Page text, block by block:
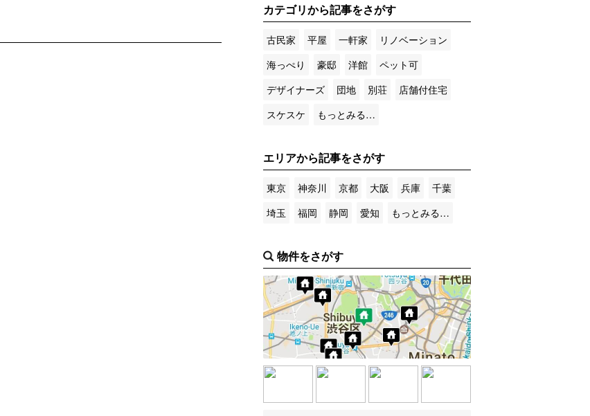
カテゴリから記事をさがす
古民家 平屋 一軒家
リノベーション
海っぺり
豪邸 洋館
ペット可
デザイナーズ
団地 別荘
店舗付住宅
スケスケ
もっとみる…
エリアから記事をさがす
東京 神奈川 京都 大阪 兵庫
千葉
埼玉
福岡 静岡 愛知 もっとみる…
物件をさがす